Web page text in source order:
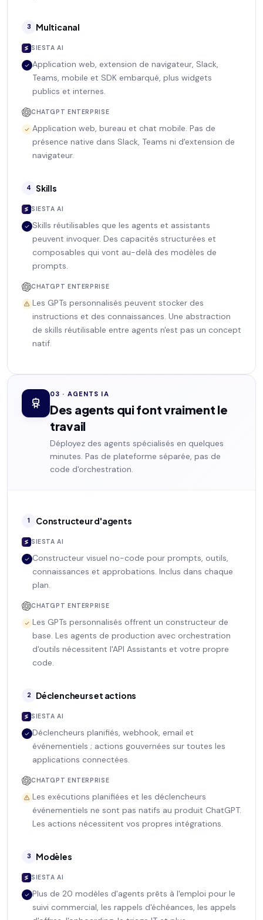
3 Multicanal
SIESTA AI
Application web, extension de navigateur, Slack,
Teams, mobile et SDK embarqué, plus widgets
publics et internes.
CHATGPT ENTERPRISE
Application web, bureau et chat mobile. Pas de
présence native dans Slack, Teams ni d'extension de
navigateur.
4 Skills
SIESTA AI
Skills réutilisables que les agents et assistants
peuvent invoquer. Des capacités structurées et
composables qui vont au-delà des modèles de
prompts.
CHATGPT ENTERPRISE
Les GPTs personnalisés peuvent stocker des
instructions et des connaissances. Une abstraction
de skills réutilisable entre agents n'est pas un concept
natif.
03 · AGENTS IA
Des agents qui font vraiment le
travail
Déployez des agents spécialisés en quelques
minutes. Pas de plateforme séparée, pas de
code d'orchestration.
1 Constructeur d'agents
SIESTA AI
Constructeur visuel no-code pour prompts, outils,
connaissances et approbations. Inclus dans chaque
plan.
CHATGPT ENTERPRISE
Les GPTs personnalisés offrent un constructeur de
base. Les agents de production avec orchestration
d'outils nécessitent l'API Assistants et votre propre
code.
2 Déclencheurs et actions
SIESTA AI
Déclencheurs planifiés, webhook, email et
événementiels ; actions gouvernées sur toutes les
applications connectées.
CHATGPT ENTERPRISE
Les exécutions planifiées et les déclencheurs
événementiels ne sont pas natifs au produit ChatGPT.
Les actions nécessitent vos propres intégrations.
3 Modèles
SIESTA AI
Plus de 20 modèles d'agents prêts à l'emploi pour le
suivi commercial, les rappels d'échéances, les appels